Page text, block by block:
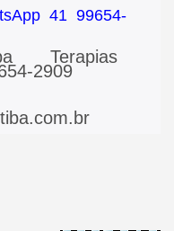
41 99654-
Terapias
2909